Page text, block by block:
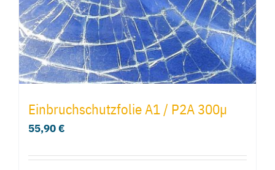
Einbruchschutzfolie A1 / P2A 300µ
55,90€